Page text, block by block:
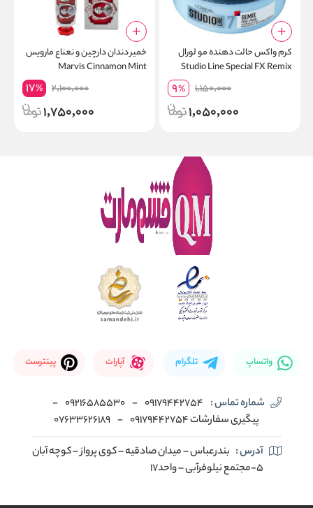
کرم واکس حالت دهنده مو لورال
Studio Line Special FX Remix
1,150,000
9%
1,050,000
خمیر دندان دارچین و نعناع مارویس
Marvis Cinnamon Mint
2,100,000
17%
1,750,000
واتساپ تلگرام آپارات پینترست
شماره تماس : 09179442754
-
09216585530
-
پیگیری سفارشات 09179442754
-
07633626189
آدرس : بندرعباس – میدان صادقیه – کوی پرواز – کوچه آبان
5-مجتمع نیلوفرآبی – واحد17